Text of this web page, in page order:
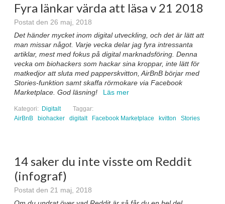
Fyra länkar värda att läsa v 21 2018
Postat den 26 maj, 2018
Det händer mycket inom digital utveckling, och det är lätt att
man missar något. Varje vecka delar jag fyra intressanta
artiklar, mest med fokus på digital marknadsföring. Denna
vecka om biohackers som hackar sina kroppar, inte lätt för
matkedjor att sluta med papperskvitton, AirBnB börjar med
Stories-funktion samt skaffa rörmokare via Facebook
Marketplace. God läsning!
Läs mer
Kategori: Digitalt
Taggar:
AirBnB
biohacker digitalt Facebook Marketplace kvitton Stories
14 saker du inte visste om Reddit
(infograf)
Postat den 21 maj, 2018